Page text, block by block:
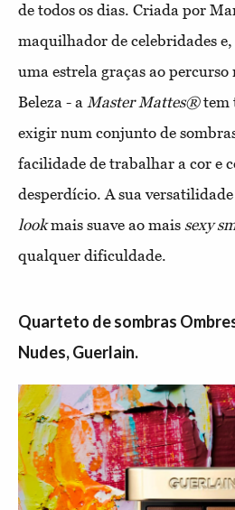
de todos os dias. Criada por
maquilhador de celebridades
uma estrela graças ao
Beleza - a Master Mattes®tem
exigir num conjunto de
facilidade de trabalhar a cor e
desperdício. A sua
lookmais suave ao mais sexy
qualquer dificuldade.
Quarteto de sombras
Nudes, Guerlain.